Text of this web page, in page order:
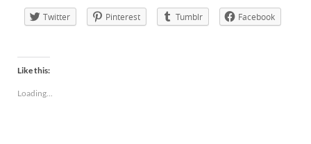
Twitter Pinterest Tumblr Facebook
Like this:
Loading...